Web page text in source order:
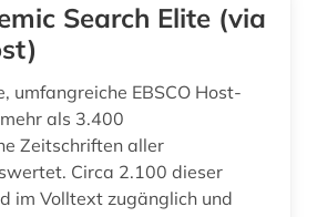
druckindustrie (1)
einbruchsicherung (2)
Search Elite (via
umfangreiche EBSCO Host-
als 3.400
Zeitschriften aller
Circa 2.100 dieser
im Volltext zugänglich und